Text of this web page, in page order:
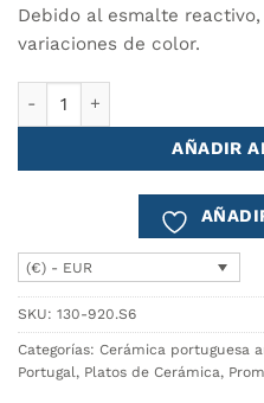
Debido al esmalte
variaciones de color.
AÑADIR
(€) - EUR
SKU: 130-920.S6
Categorías: Cerámica portuguesa
Portugal, Platos de Cerámica,